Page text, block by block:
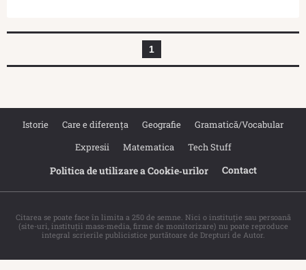
1
Istorie Care e diferența Geografie
Gramatică/Vocabular
Expresii
Matematica Tech Stuff
Politica de utilizare a Cookie‐urilor Contact
Citarea se poate face în limita a 250 de semne. Nici o instituţie sau persoană
(site-uri, instituţii mass-media, firme de monitorizare) nu poate reproduce
integral scrierile publicistice purtătoare de Drepturi de Autor.